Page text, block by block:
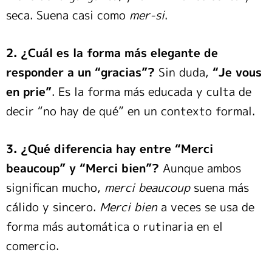
seca. Suena casi como mer-si.
2. ¿Cuál es la forma más elegante de
responder a un “gracias”? Sin duda, “Je vous
en prie”. Es la forma más educada y culta de
decir “no hay de qué” en un contexto formal.
3. ¿Qué diferencia hay entre “Merci
beaucoup” y “Merci bien”? Aunque ambos
significan mucho, merci beaucoupsuena más
cálido y sincero. Merci biena veces se usa de
forma más automática o rutinaria en el
comercio.